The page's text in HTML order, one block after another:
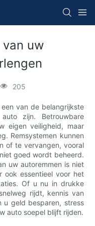
uw
205
van de belangrijkste
zijn. Betrouwbare
eigen veiligheid, maar
Remsystemen kunnen
of te vervangen, vooral
goed wordt beheerd.
uw autoremmen is niet
ook essentieel voor het
Of u nu in drukke
rijdt, kennis van
u geld besparen, stress
auto soepel blijft rijden.